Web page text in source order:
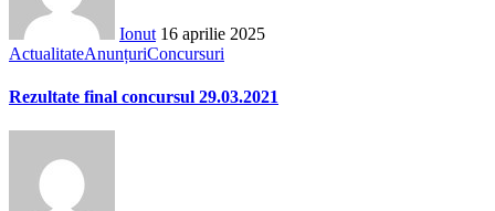
Ionut 16 aprilie 2025
ActualitateAnunțuriConcursuri
Rezultate final concursul 29.03.2021